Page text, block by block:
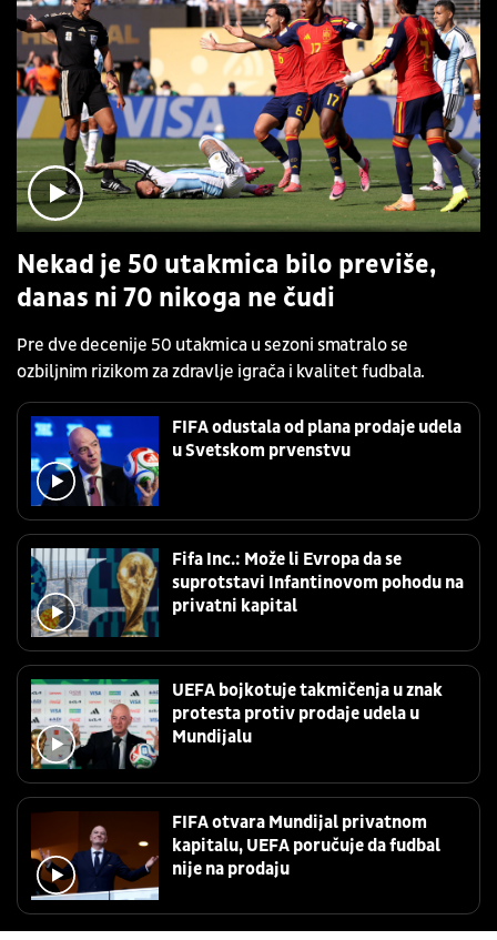
Nekad je 50 utakmica bilo previše,
danas ni 70 nikoga ne čudi
Pre dve decenije 50 utakmica u sezoni smatralo se
ozbiljnim rizikom za zdravlje igrača i kvalitet fudbala.
FIFA odustala od plana prodaje udela
u Svetskom prvenstvu
Fifa Inc.: Može li Evropa da se
suprotstavi Infantinovom pohodu na
privatni kapital
UEFA bojkotuje takmičenja u znak
protesta protiv prodaje udela u
Mundijalu
FIFA otvara Mundijal privatnom
kapitalu, UEFA poručuje da fudbal
nije na prodaju